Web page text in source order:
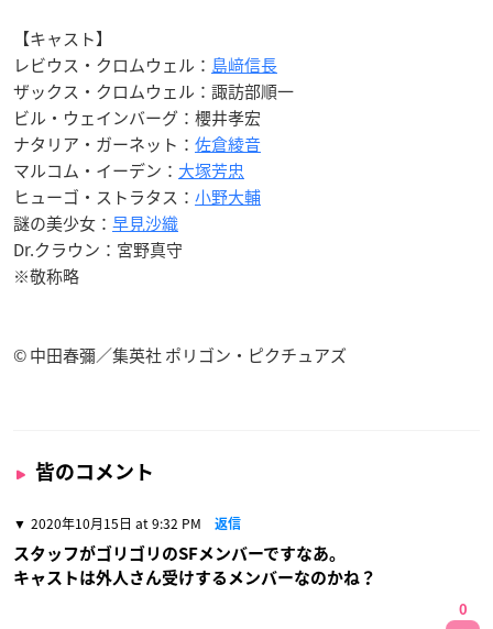
【キャスト】
レビウス・クロムウェル： 島﨑信長
ザックス・クロムウェル：諏訪部順一
ビル・ウェインバーグ：櫻井孝宏
ナタリア・ガーネット： 佐倉綾音
マルコム・イーデン： 大塚芳忠
ヒューゴ・ストラタス： 小野大輔
謎の美少女： 早見沙織
Dr.クラウン：宮野真守
※敬称略
© 中田春彌／集英社 ポリゴン・ピクチュアズ
皆のコメント
2020年10月15日 at 9:32 PM 返信
スタッフがゴリゴリのSFメンバーですなあ。
キャストは外人さん受けするメンバーなのかね？
0